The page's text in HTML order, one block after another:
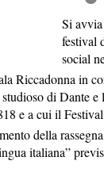
Si
festival
social
Riccadonna in
di Dante
e a cui il
della
italiana”